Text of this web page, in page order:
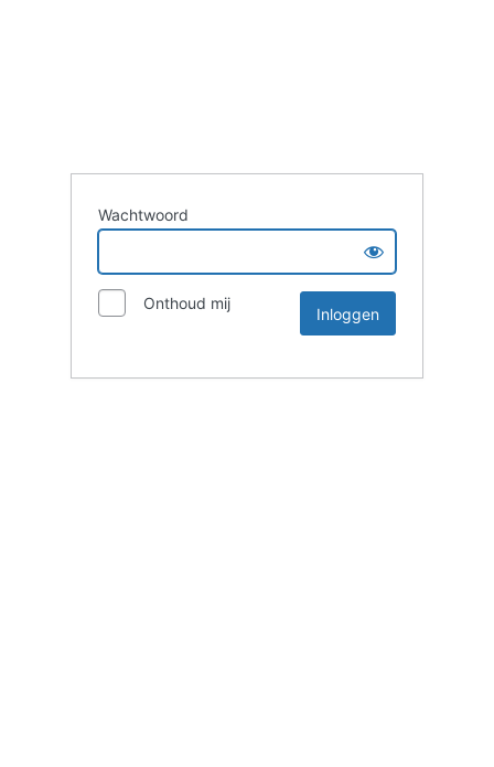
Wachtwoord
Onthoud mij